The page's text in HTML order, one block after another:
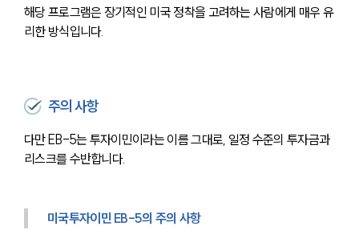
해당 프로그램은 장기적인 미국 정착을 고려하는 사람에게 매우 유
리한 방식입니다.
주의 사항
다만 EB-5는 투자이민이라는 이름 그대로, 일정 수준의 투자금과
리스크를 수반합니다.
미국투자이민 EB-5의 주의 사항